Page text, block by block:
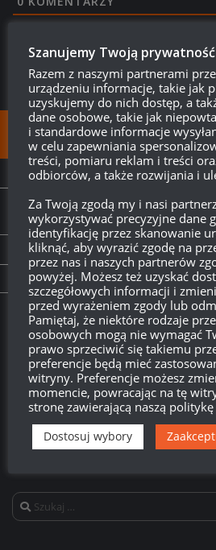
FOLLOW:
NEXT STORY
Spróbujcie sił w Operacjach
Benedictem
PREVIOUS
Informacje o
Twitch.tv - Zurugula
Szukaj:
Szanujemy Twoją prywatność
Razem z naszymi partnerami
urządzeniu informacje, takie jak
uzyskujemy do nich dostęp, a
dane osobowe, takie jak
i standardowe informacje
w celu zapewniania
treści, pomiaru reklam i treści
odbiorców, a także rozwijania i
Za Twoją zgodą my i nasi
wykorzystywać precyzyjne dane
identyfikację przez skanowanie
kliknąć, aby wyrazić zgodę na
przez nas i naszych partnerów
powyżej. Możesz też uzyskać
szczegółowych informacji i
przed wyrażeniem zgody lub
Pamiętaj, że niektóre rodzaje
osobowych mogą nie wymagać
prawo sprzeciwić się takiemu
preferencje będą mieć
witryny. Preferencje możesz
momencie, powracając na tę
stronę zawierającą naszą
Dostosuj wybory